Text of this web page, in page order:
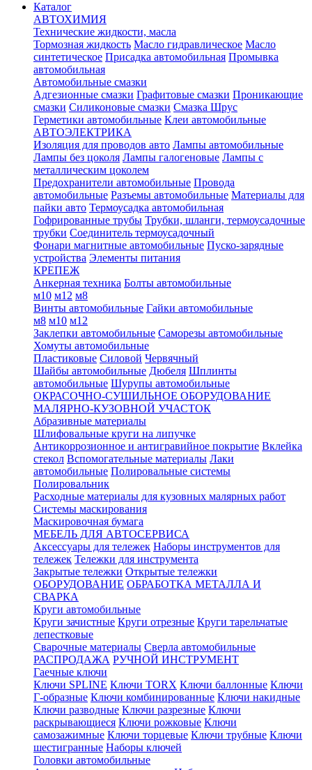
Каталог
АВТОХИМИЯ
Технические жидкости, масла
Тормозная жидкость Масло гидравлическое Масло
синтетическое Присадка автомобильная Промывка
автомобильная
Автомобильные смазки
Адгезионные смазки Графитовые смазки Проникающие
смазки Силиконовые смазки Смазка Шрус
Герметики автомобильные Клеи автомобильные
АВТОЭЛЕКТРИКА
Изоляция для проводов авто Лампы автомобильные
Лампы без цоколя Лампы галогеновые Лампы с
металлическим цоколем
Предохранители автомобильные Провода
автомобильные Разъемы автомобильные Материалы для
пайки авто Термоусадка автомобильная
Гофрированные трубы Трубки, шланги, термоусадочные
трубки Соединитель термоусадочный
Фонари магнитные автомобильные Пуско-зарядные
устройства Элементы питания
КРЕПЕЖ
Анкерная техника Болты автомобильные
м10 м12 м8
Винты автомобильные Гайки автомобильные
м8 м10 м12
Заклепки автомобильные Саморезы автомобильные
Хомуты автомобильные
Пластиковые Силовой Червячный
Шайбы автомобильные Дюбеля Шплинты
автомобильные Шурупы автомобильные
ОКРАСОЧНО-СУШИЛЬНОЕ ОБОРУДОВАНИЕ
МАЛЯРНО-КУЗОВНОЙ УЧАСТОК
Абразивные материалы
Шлифовальные круги на липучке
Антикоррозионное и антигравийное покрытие Вклейка
стекол Вспомогательные материалы Лаки
автомобильные Полировальные системы
Полировальник
Расходные материалы для кузовных малярных работ
Системы маскирования
Маскировочная бумага
МЕБЕЛЬ ДЛЯ АВТОСЕРВИСА
Аксессуары для тележек Наборы инструментов для
тележек Тележки для инструмента
Закрытые тележки Открытые тележки
ОБОРУДОВАНИЕ ОБРАБОТКА МЕТАЛЛА И
СВАРКА
Круги автомобильные
Круги зачистные Круги отрезные Круги тарельчатые
лепестковые
Сварочные материалы Сверла автомобильные
РАСПРОДАЖА РУЧНОЙ ИНСТРУМЕНТ
Гаечные ключи
Ключи SPLINE Ключи TORX Ключи баллонные Ключи
Г-образные Ключи комбинированные Ключи накидные
Ключи разводные Ключи разрезные Ключи
раскрывающиеся Ключи рожковые Ключи
самозажимные Ключи торцевые Ключи трубные Ключи
шестигранные Наборы ключей
Головки автомобильные